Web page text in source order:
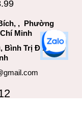
, Phường
Minh
Bình Trị Đông,